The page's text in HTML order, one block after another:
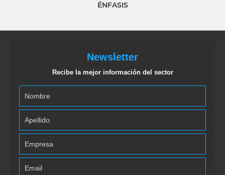
ÉNFASIS
Newsletter
Recibe la mejor información del sector